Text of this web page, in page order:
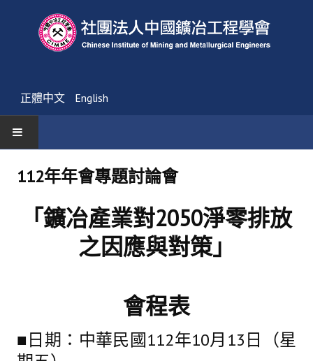
正體中文 English
活動通告
學會會史
112年年會專題討論會
「鑛冶產業對2050淨零排放
之因應與對策」
會程表
■日期：中華民國112年10月13日（星